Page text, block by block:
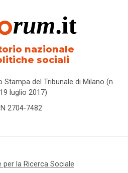
nazionale
sociali
del Tribunale di Milano (n.
luglio 2017)
2704-7482
per la Ricerca Sociale